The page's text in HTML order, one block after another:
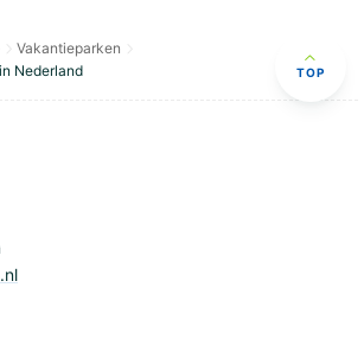
Vakantieparken
Nederland
TOP